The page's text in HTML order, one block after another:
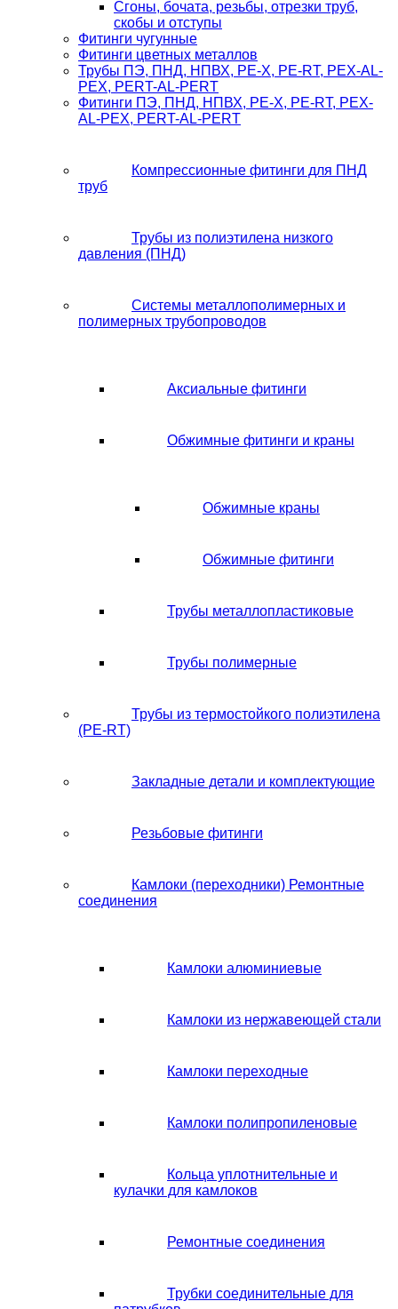
Сгоны, бочата, резьбы, отрезки труб,
скобы и отступы
Фитинги чугунные
Фитинги цветных металлов
Трубы ПЭ, ПНД, НПВХ, PE-X, PE-RT, PEX-AL-
PEX, PERT-AL-PERT
Фитинги ПЭ, ПНД, НПВХ, PE-X, PE-RT, PEX-
AL-PEX, PERT-AL-PERT
Компрессионные фитинги для ПНД
труб
Трубы из полиэтилена низкого
давления (ПНД)
Системы металлополимерных и
полимерных трубопроводов
Аксиальные фитинги
Обжимные фитинги и краны
Обжимные краны
Обжимные фитинги
Трубы металлопластиковые
Трубы полимерные
Трубы из термостойкого полиэтилена
(PE-RT)
Закладные детали и комплектующие
Резьбовые фитинги
Камлоки (переходники) Ремонтные
соединения
Камлоки алюминиевые
Камлоки из нержавеющей стали
Камлоки переходные
Камлоки полипропиленовые
Кольца уплотнительные и
кулачки для камлоков
Ремонтные соединения
Трубки соединительные для